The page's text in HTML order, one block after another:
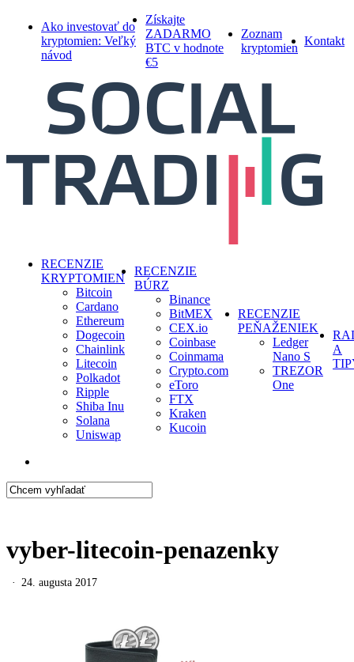
content
Ako investovať do
kryptomien: Veľký
návod
Získajte
ZADARMO
BTC v hodnote
€5
Zoznam
kryptomien
Kontakt
search
Menu
RECENZIE
KRYPTOMIEN
Bitcoin
Cardano
Ethereum
Dogecoin
Chainlink
Litecoin
Polkadot
Ripple
Shiba Inu
Solana
Uniswap
RECENZIE
BÚRZ
Binance
BitMEX
CEX.io
Coinbase
Coinmama
Crypto.com
eToro
FTX
Kraken
Kucoin
RECENZIE
PEŇAŽENIEK
Ledger
Nano S
TREZOR
One
A
vyber-litecoin-penazenky
24. augusta 2017